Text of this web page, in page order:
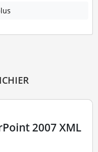
2007 XML